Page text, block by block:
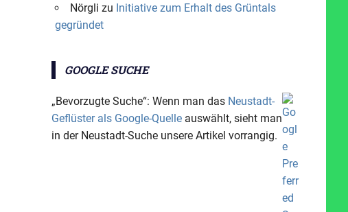
Nörgli zu Initiative zum Erhalt des Grüntals
gegründet
GOOGLE SUCHE
„Bevorzugte Suche“: Wenn man das Neustadt-
Geflüster als Google-Quelle auswählt, sieht man
in der Neustadt-Suche unsere Artikel vorrangig.